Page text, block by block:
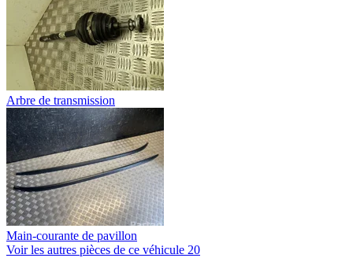
Arbre de transmission
Main-courante de pavillon
Voir les autres pièces de ce véhicule 20